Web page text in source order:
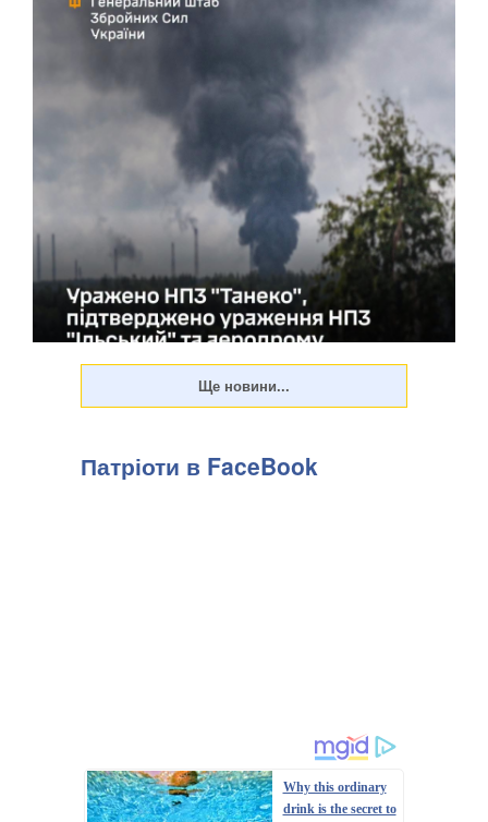
В ніч на 10 серпня 2026 року в рамках зниження воєнного
(Нижньокамськ, Республіка Татарстан, рф), передають
Патріоти в FaceBook
Why this ordinary
drink is the secret to